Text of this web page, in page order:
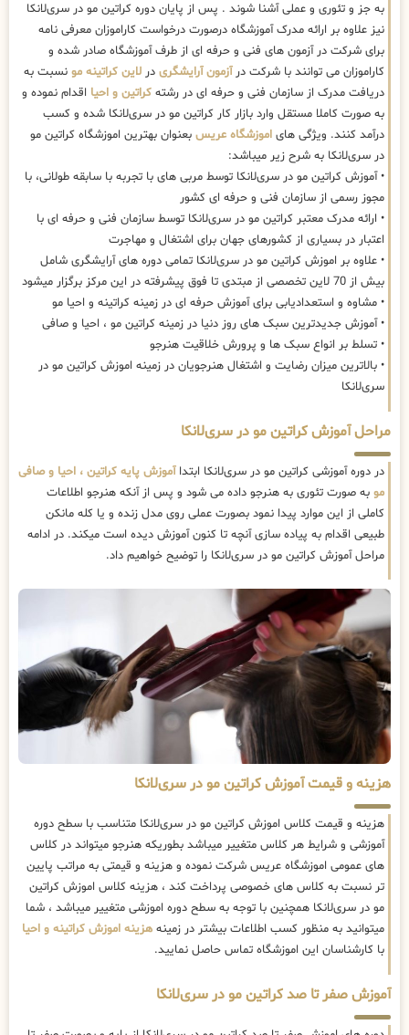
به جز و تئوری و عملی آشنا شوند . پس از پایان دوره کراتین مو در سری‌لانکا
نیز علاوه بر ارائه مدرک آموزشگاه درصورت درخواست کاراموزان معرفی نامه
برای شرکت در آزمون های فنی و حرفه ای از طرف آموزشگاه صادر شده و
کاراموزان می توانند با شرکت درآزمون آرایشگری در لاین کراتینه مو نسبت به
دریافت مدرک از سازمان فنی و حرفه ای در رشته کراتین و احیا اقدام نموده و
به صورت کاملا مستقل وارد بازار کار کراتین مو در سری‌لانکا شده و کسب
درآمد کنند. ویژگی های اموزشگاه عریس بعنوان بهترین اموزشگاه کراتین مو
در سری‌لانکا به شرح زیر میباشد:
• آموزش کراتین مو در سری‌لانکا توسط مربی های با تجربه با سابقه طولانی، با
مجوز رسمی از سازمان فنی و حرفه ای کشور
• ارائه مدرک معتبر کراتین مو در سری‌لانکا توسط سازمان فنی و حرفه ای با
اعتبار در بسیاری از کشورهای جهان برای اشتغال و مهاجرت
• علاوه بر اموزش کراتین مو در سری‌لانکا تمامی دوره های آرایشگری شامل
بیش از 70 لاین تخصصی از مبتدی تا فوق پیشرفته در این مرکز برگزار میشود
• مشاوه و استعدادیابی برای آموزش حرفه ای در زمینه کراتینه و احیا مو
• آموزش جدیدترین سبک های روز دنیا در زمینه کراتین مو ، احیا و صافی
• تسلط بر انواع سبک ها و پرورش خلاقیت هنرجو
• بالاترین میزان رضایت و اشتغال هنرجویان در زمینه اموزش کراتین مو در
سری‌لانکا
مراحل آموزش کراتین مو در سری‌لانکا
در دوره آموزشی کراتین مو در سری‌لانکا ابتداآموزش پایه کراتین ، احیا و صافی
مو به صورت تئوری به هنرجو داده می شود و پس از آنکه هنرجو اطلاعات
کاملی از این موارد پیدا نمود بصورت عملی روی مدل زنده و یا کله مانکن
طبیعی اقدام به پیاده سازی آنچه تا کنون آموزش دیده است میکند. در ادامه
مراحل آموزش کراتین مو در سری‌لانکا را توضیح خواهیم داد.
هزینه و قیمت آموزش کراتین مو در سری‌لانکا
هزینه و قیمت کلاس اموزش کراتین مو در سری‌لانکا متناسب با سطح دوره
آموزشی و شرایط هر کلاس متغییر میباشد بطوریکه هنرجو میتواند در کلاس
های عمومی اموزشگاه عریس شرکت نموده و هزینه و قیمتی به مراتب پایین
تر نسبت به کلاس های خصوصی پرداخت کند ، هزینه کلاس اموزش کراتین
مو در سری‌لانکا همچنین با توجه به سطح دوره اموزشی متغییر میباشد ، شما
میتوانید به منظور کسب اطلاعات بیشتر در زمینه هزینه اموزش کراتینه و احیا
با کارشناسان این اموزشگاه تماس حاصل نمایید.
آموزش صفر تا صد کراتین مو در سری‌لانکا